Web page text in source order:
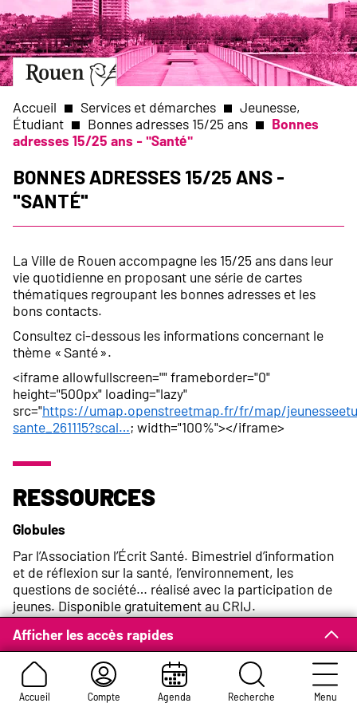
Aller
au
contenu
principal
Aller
à
page
d’accueil
Slide
1
of
1
Accueil Compte Agenda Recherche Menu
d'Ariane
Accueil Services et démarches
Jeunesse,
Étudiant
Bonnes adresses 15/25 ans
Bonnes
adresses 15/25 ans - "Santé"
Bonnes adresses 15/25 ans -
"Santé"
Afficher les accès rapides
La Ville de Rouen accompagne les 15/25 ans dans leur
vie quotidienne en proposant une série de cartes
thématiques regroupant les bonnes adresses et les
bons contacts.
Consultez ci-dessous les informations concernant le
thème « Santé ».
<iframe allowfullscreen="" frameborder="0"
height="500px" loading="lazy"
src="https://umap.openstreetmap.fr/fr/map/
sante_261115?scal…; width="100%"></iframe>
Ressources
Globules
Par l’Association l’Écrit Santé. Bimestriel d’information
et de réflexion sur la santé, l’environnement, les
questions de société… réalisé avec la participation de
jeunes. Disponible gratuitement au CRIJ.
115 boulevard de l’Europe
Tel :02 35 07 45 85
Site Internet :www.globules.com
Instance régionale d’éducation et de promotion de la